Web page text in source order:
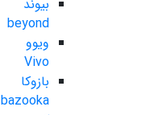
بیوند
beyond
ویوو
Vivo
بازوکا
bazooka